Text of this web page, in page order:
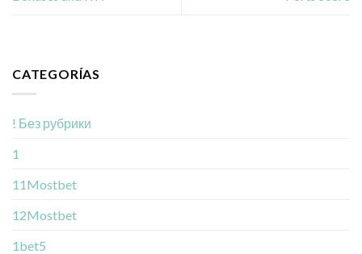
CATEGORÍAS
! Без рубрики
1
11Mostbet
12Mostbet
1bet5